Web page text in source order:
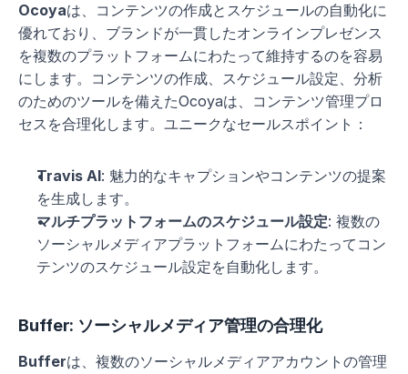
Ocoyaは、コンテンツの作成とスケジュールの自動化に
優れており、ブランドが一貫したオンラインプレゼンス
を複数のプラットフォームにわたって維持するのを容易
にします。コンテンツの作成、スケジュール設定、分析
のためのツールを備えたOcoyaは、コンテンツ管理プロ
セスを合理化します。ユニークなセールスポイント：
Travis AI: 魅力的なキャプションやコンテンツの提案
を生成します。
マルチプラットフォームのスケジュール設定: 複数の
ソーシャルメディアプラットフォームにわたってコン
テンツのスケジュール設定を自動化します。
Buffer: ソーシャルメディア管理の合理化
Bufferは、複数のソーシャルメディアアカウントの管理